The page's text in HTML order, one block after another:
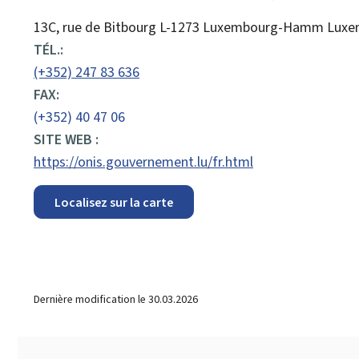
ADRESSE
:
13C, rue de Bitbourg L-1273 Luxembourg-Hamm
TÉL.:
(+352) 247 83 636
FAX:
(+352) 40 47 06
SITE WEB :
https://onis.gouvernement.lu/fr.html
Localisez sur la carte
Dernière modification le 30.03.2026